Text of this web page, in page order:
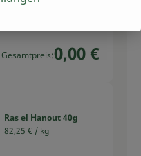
Artikelanzahl
Gesamtpreis:0,00 €
Ras el Hanout 40g
82,25 € / kg